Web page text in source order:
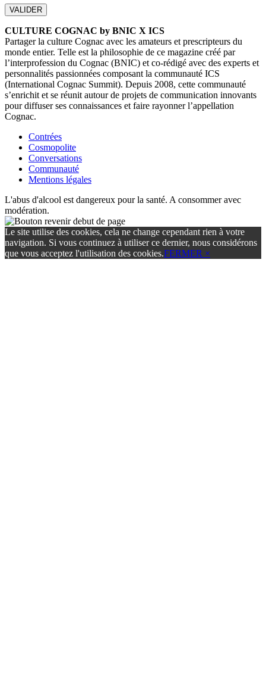
CULTURE COGNAC by BNIC X ICS
Partager la culture Cognac avec les amateurs et prescripteurs du
monde entier. Telle est la philosophie de ce magazine créé par
l’interprofession du Cognac (BNIC) et co-rédigé avec des experts et
personnalités passionnées composant la communauté ICS
(International Cognac Summit). Depuis 2008, cette communauté
s’enrichit et se réunit autour de projets de communication innovants
pour diffuser ses connaissances et faire rayonner l’appellation
Cognac.
Contrées
Cosmopolite
Conversations
Communauté
Mentions légales
L'abus d'alcool est dangereux pour la santé. A consommer avec
modération.
Le site utilise des cookies, cela ne change cependant rien à votre
navigation. Si vous continuez à utiliser ce dernier, nous considérons
que vous acceptez l'utilisation des cookies.FERMER ×